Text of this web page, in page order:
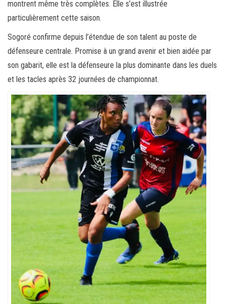
montrent même très complètes. Elle s’est illustrée
particulièrement cette saison.
Sogoré confirme depuis l’étendue de son talent au poste de
défenseure centrale. Promise à un grand avenir et bien aidée par
son gabarit, elle est la défenseure la plus dominante dans les duels
et les tacles après 32 journées de championnat.